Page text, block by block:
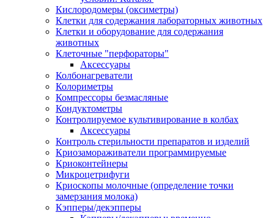
Кислородомеры (оксиметры)
Клетки для содержания лабораторных животных
Клетки и оборудование для содержания
животных
Клеточные "перфораторы"
Аксессуары
Колбонагреватели
Колориметры
Компрессоры безмасляные
Кондуктометры
Контролируемое культивирование в колбах
Аксессуары
Контроль стерильности препаратов и изделий
Криозамораживатели программируемые
Криоконтейнеры
Микроцетрифуги
Криоскопы молочные (определение точки
замерзания молока)
Кэпперы/декэпперы